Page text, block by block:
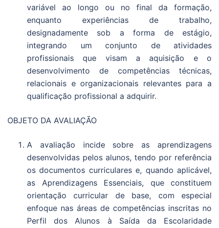
variável ao longo ou no final da formação,
enquanto experiências de trabalho,
designadamente sob a forma de estágio,
integrando um conjunto de atividades
profissionais que visam a aquisição e o
desenvolvimento de competências técnicas,
relacionais e organizacionais relevantes para a
qualificação profissional a adquirir.
OBJETO DA AVALIAÇÃO
A avaliação incide sobre as aprendizagens
desenvolvidas pelos alunos, tendo por referência
os documentos curriculares e, quando aplicável,
as Aprendizagens Essenciais, que constituem
orientação curricular de base, com especial
enfoque nas áreas de competências inscritas no
Perfil dos Alunos à Saída da Escolaridade